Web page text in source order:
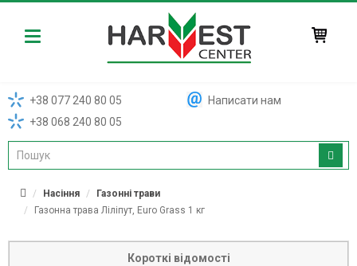
Harvest
+38 077 240 80 05
+38 068 240 80 05
Написати нам
Насіння
Газонні трави
Газонна трава Ліліпут, Euro Grass 1 кг
Короткі відомості